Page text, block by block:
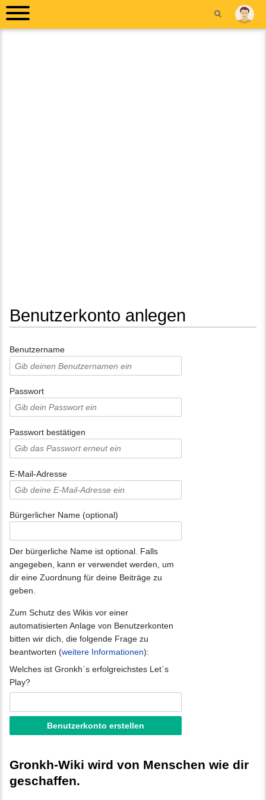
Benutzerkonto anlegen
Benutzername
Passwort
Passwort bestätigen
E-Mail-Adresse
Bürgerlicher Name (optional)
Der bürgerliche Name ist optional. Falls
angegeben, kann er verwendet werden, um
dir eine Zuordnung für deine Beiträge zu
geben.
Zum Schutz des Wikis vor einer
automatisierten Anlage von Benutzerkonten
bitten wir dich, die folgende Frage zu
beantworten (weitere Informationen):
Welches ist Gronkh`s erfolgreichstes Let`s
Play?
Gronkh-Wiki wird von Menschen wie dir
geschaffen.